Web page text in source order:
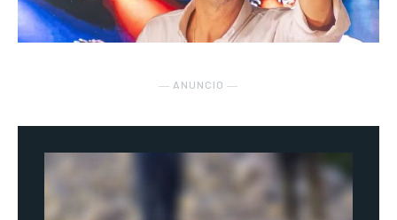
― ANUNCIO ―